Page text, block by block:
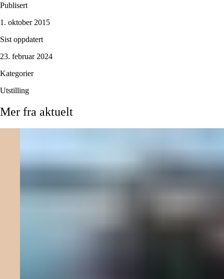
Publisert
1. oktober 2015
Sist oppdatert
23. februar 2024
Kategorier
Utstilling
Mer fra aktuelt